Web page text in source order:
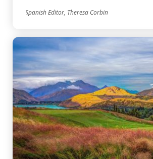
Spanish Editor, Theresa Corbin